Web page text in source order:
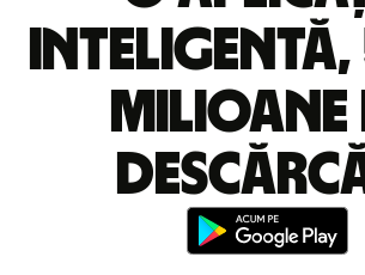
inteligentă,
milioane